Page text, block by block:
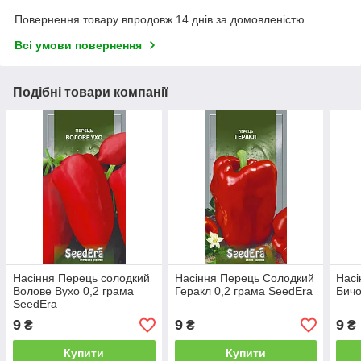
Повернення товару впродовж 14 днів за домовленістю
Всі умови повернення
Подібні товари компанії
Насіння Перець солодкий
Волове Вухо 0,2 грама
SeedEra
9 ₴
Купити
Насіння Перець Солодкий
Геракл 0,2 грама SeedEra
9₴
Купити
9 ₴